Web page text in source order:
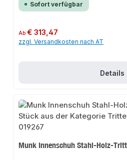
Sofort verfügbar
Regulärer Preis:
Ab€ 313,47
zzgl. Versandkosten nach AT
Details
Munk Innenschuh Stahl-Holz-